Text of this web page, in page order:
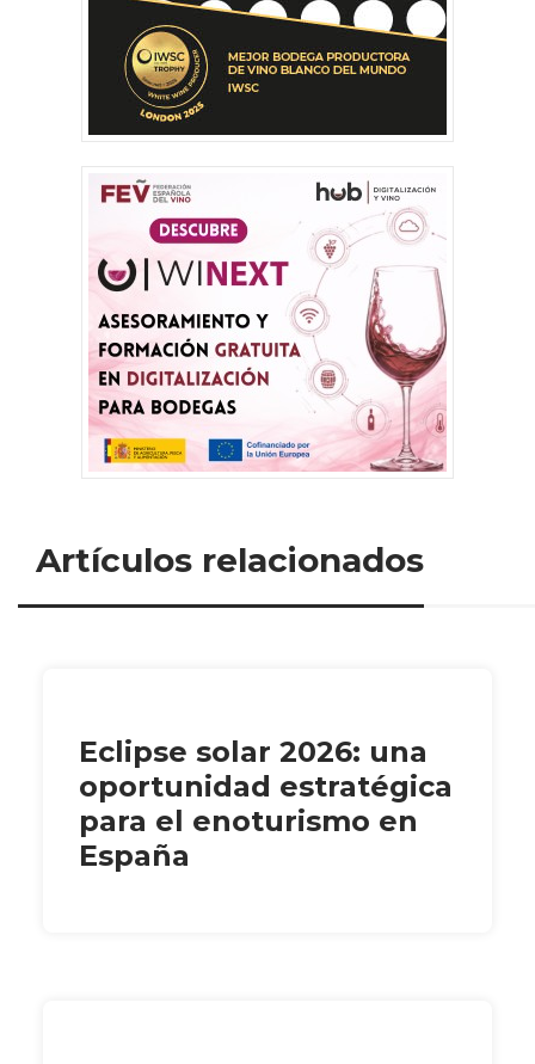
Artículos relacionados
Eclipse solar 2026: una
oportunidad estratégica
para el enoturismo en
España